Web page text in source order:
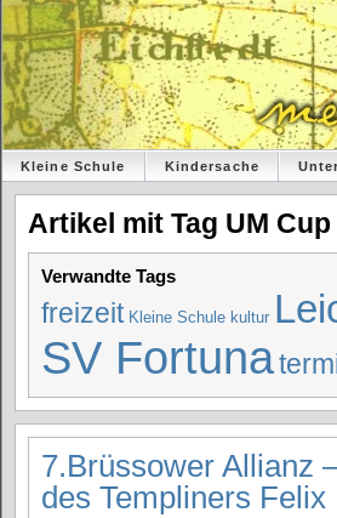
Kleine Schule Kindersache
Artikel mit Tag UM Cup
Verwandte Tags
freizeit Kleine Schule kultur
SV Fortuna
7.Brüssower Allianz
des Templiners